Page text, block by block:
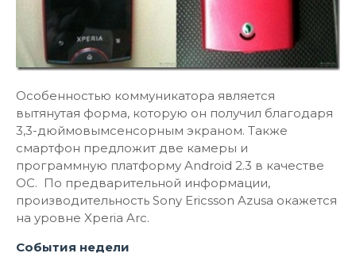
Особенностью коммуникатора является
вытянутая форма, которую он получил благодаря
3,3-дюймовымсенсорным экраном. Также
смартфон предложит две камеры и
программную платформу Android 2.3 в качестве
ОС. По предварительной информации,
производительность Sony Ericsson Azusa окажется
на уровне Xperia Arc.
События недели